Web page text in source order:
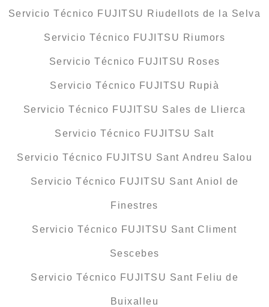
Servicio Técnico FUJITSU Riudellots de la Selva
Servicio Técnico FUJITSU Riumors
Servicio Técnico FUJITSU Roses
Servicio Técnico FUJITSU Rupià
Servicio Técnico FUJITSU Sales de Llierca
Servicio Técnico FUJITSU Salt
Servicio Técnico FUJITSU Sant Andreu Salou
Servicio Técnico FUJITSU Sant Aniol de
Finestres
Servicio Técnico FUJITSU Sant Climent
Sescebes
Servicio Técnico FUJITSU Sant Feliu de
Buixalleu